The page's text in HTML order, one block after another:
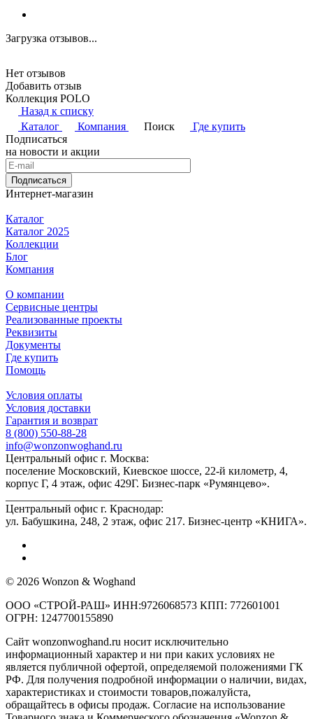
Загрузка отзывов...
Нет отзывов
Добавить отзыв
Коллекция POLO
Назад к списку
Каталог
Компания Поиск
Где купить
Подписаться
на новости и акции
Подписаться
Интернет-магазин
Каталог
Каталог 2025
Коллекции
Блог
Компания
О компании
Сервисные центры
Реализованные проекты
Реквизиты
Документы
Где купить
Помощь
Условия оплаты
Условия доставки
Гарантия и возврат
8 (800) 550-88-28
info@wonzonwoghand.ru
Центральный офис г. Москва:
поселение Московский, Киевское шоссе, 22-й километр, 4,
корпус Г, 4 этаж, офис 429Г. Бизнес-парк «Румянцево».
Центральный офис г. Краснодар:
ул. Бабушкина, 248, 2 этаж, офис 217. Бизнес-центр «КНИГА».
© 2026 Wonzon & Woghand
ООО «СТРОЙ-РАШ» ИНН:9726068573 КПП: 772601001
ОГРН: 1247700155890
Сайт wonzonwoghand.ru носит исключительно
информационный характер и ни при каких условиях не
является публичной офертой, определяемой положениями ГК
РФ. Для получения подробной информации о наличии, видах,
характеристиках и стоимости товаров,пожалуйста,
обращайтесь в офисы продаж. Согласие на использование